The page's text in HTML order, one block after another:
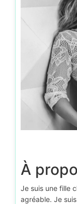
À
Je suis une fille
agréable. Je